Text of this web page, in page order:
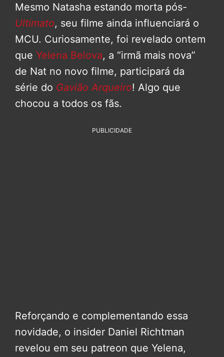
Mesmo Natasha estando morta pós-
Ultimato, seu filme ainda influenciará o
MCU. Curiosamente, foi revelado ontem
que Yelena Belova, a “irmã mais nova”
de Nat no novo filme, participará da
série do Gavião Arqueiro! Algo que
chocou a todos os fãs.
PUBLICIDADE
Reforçando e complementando essa
novidade, o insider Daniel Richtman
revelou em seu patreon que Yelena,